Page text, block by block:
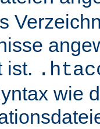
ist.
wie